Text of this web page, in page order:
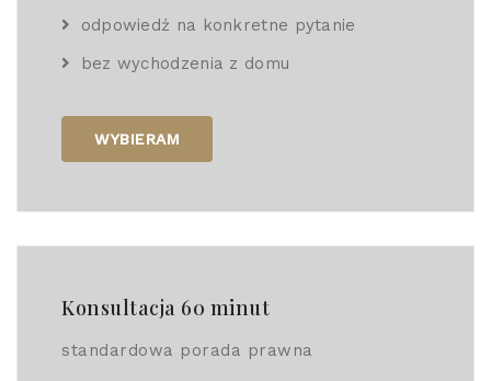
odpowiedź na konkretne pytanie
bez wychodzenia z domu
WYBIERAM
Konsultacja 60 minut
standardowa porada prawna